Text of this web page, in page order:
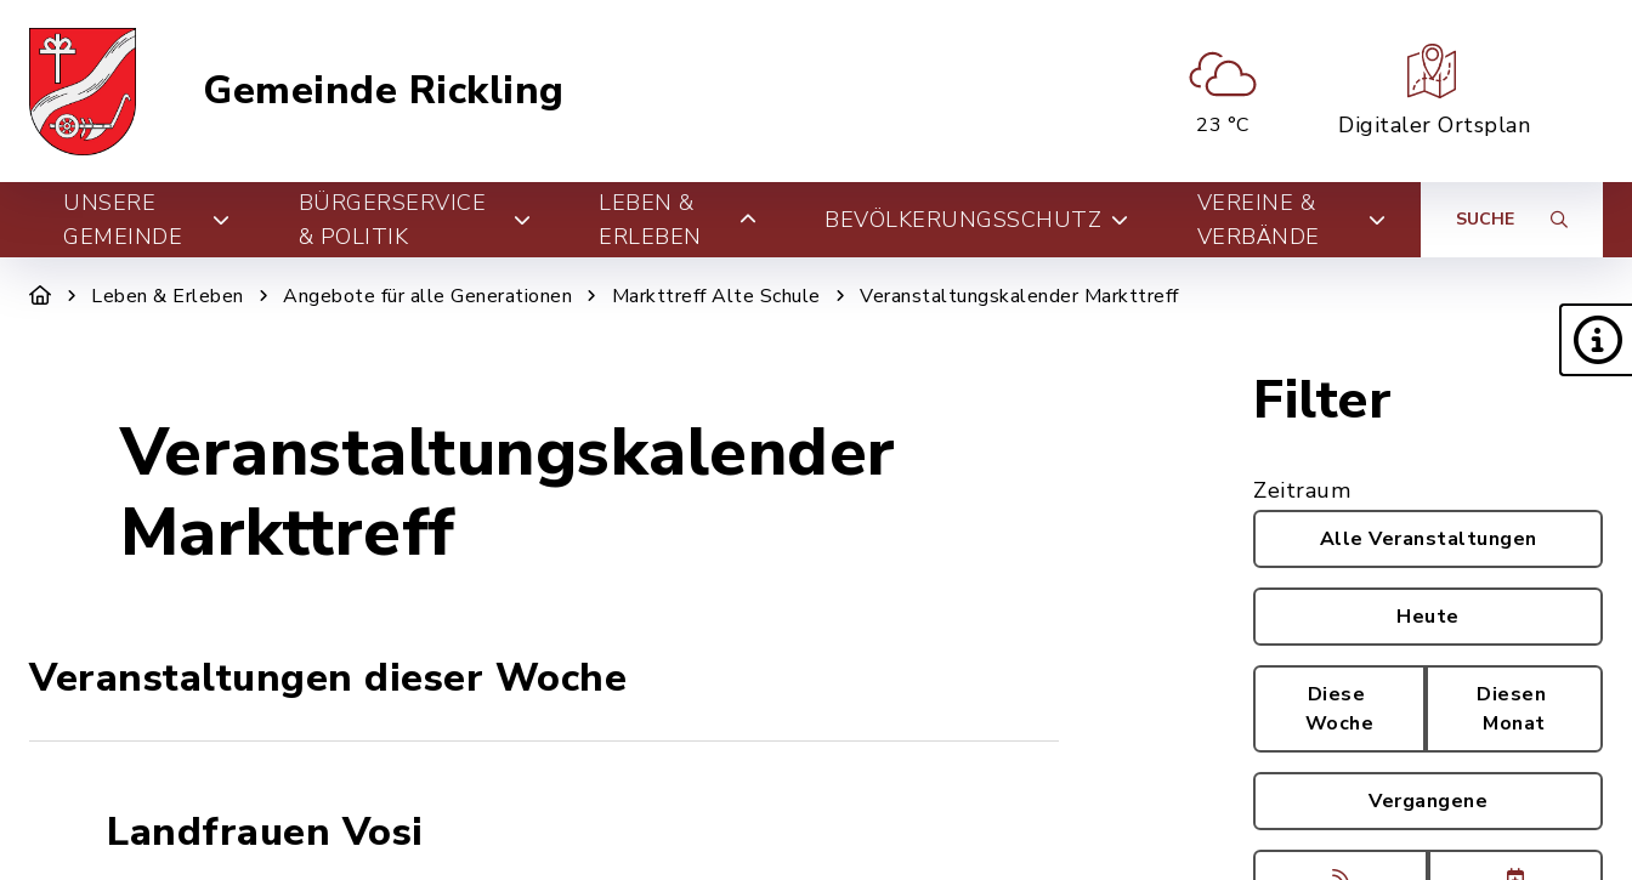
Gemeinde Rickling
23 °C Digitaler Ortsplan
UNSERE
GEMEINDE
BÜRGERSERVICE
& POLITIK
LEBEN &
ERLEBEN
BEVÖLKERUNGSSCHUTZ
VEREINE &
VERBÄNDE
SUCHE
Leben & Erleben Angebote für alle Generationen Markttreff Alte Schule Veranstaltungskalender Markttreff
Veranstaltungskalender
Markttreff
Veranstaltungen dieser Woche
Landfrauen Vosi
Filter
Zeitraum
Alle Veranstaltungen
Heute
Diese
Woche
Diesen
Monat
Vergangene